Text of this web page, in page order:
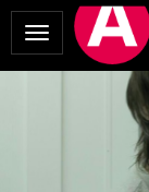
Mostrar
Menú